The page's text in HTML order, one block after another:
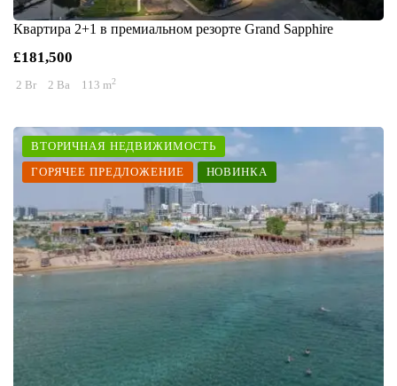
Квартира 2+1 в премиальном резорте Grand Sapphire
£181,500
2 Br 2 Ba 113 m2
ВТОРИЧНАЯ НЕДВИЖИМОСТЬ
ГОРЯЧЕЕ ПРЕДЛОЖЕНИЕ
НОВИНКА